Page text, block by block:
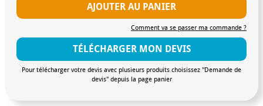
AJOUTER AU PANIER
Comment va se passer ma commande ?
TÉLÉCHARGER MON DEVIS
Pour télécharger votre devis avec plusieurs produits choisissez "Demande de
devis" depuis la page panier